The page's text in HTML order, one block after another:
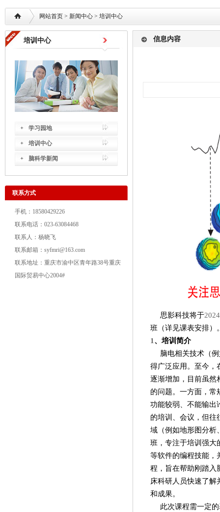
网站首页 > 新闻中心 > 培训中心
培训中心
学习园地
培训中心
脑科学新闻
联系方式
手机：18580429226
联系电话：023-63084468
联系人：杨晓飞
联系邮箱：syfmri@163.com
联系地址：重庆市渝中区青年路38号重庆
国际贸易中心2004#
信息内容
思影科技将于2024
班（详见课表安排）
1 、培训简介
脑电相关技术（
得广泛应用。至今，
逐渐增加，目前虽然
的问题。一方面，常
功能较弱、不能输出
的培训、会议，但往
域（例如地形图分析
班，专注于培训强大
等软件的编程技能，
程，旨在帮助刚踏入
床科研人员快速了
和成果。
此次课程需一定